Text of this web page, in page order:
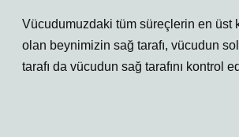
Vücudumuzdaki tüm süreçlerin en üst
olan beynimizin sağ tarafı, vücudun sol
tarafı da vücudun sağ tarafını kontrol